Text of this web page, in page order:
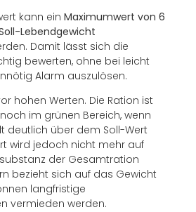
kann einMaximumwert von 6
Lebendgewicht
Damit lässt sich die
bewerten, ohne bei leicht
Alarm auszulösen.
hohen Werten. Die Ration ist
im grünen Bereich, wenn
deutlich über dem Soll-Wert
wird jedoch nicht mehr auf
der Gesamtration
bezieht sich auf das Gewicht
langfristige
vermieden werden.